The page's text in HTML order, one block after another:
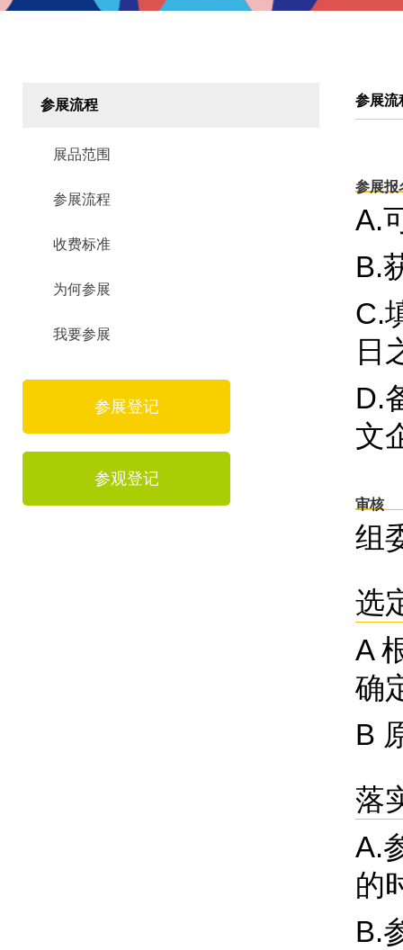
参展流程
展品范围
参展流程
收费标准
为何参展
我要参展
参展登记
参观登记
参展流
参展报
A.
B.
C.
日
D.
文
审核
组
选
A
确
B
落
A.
的
B.